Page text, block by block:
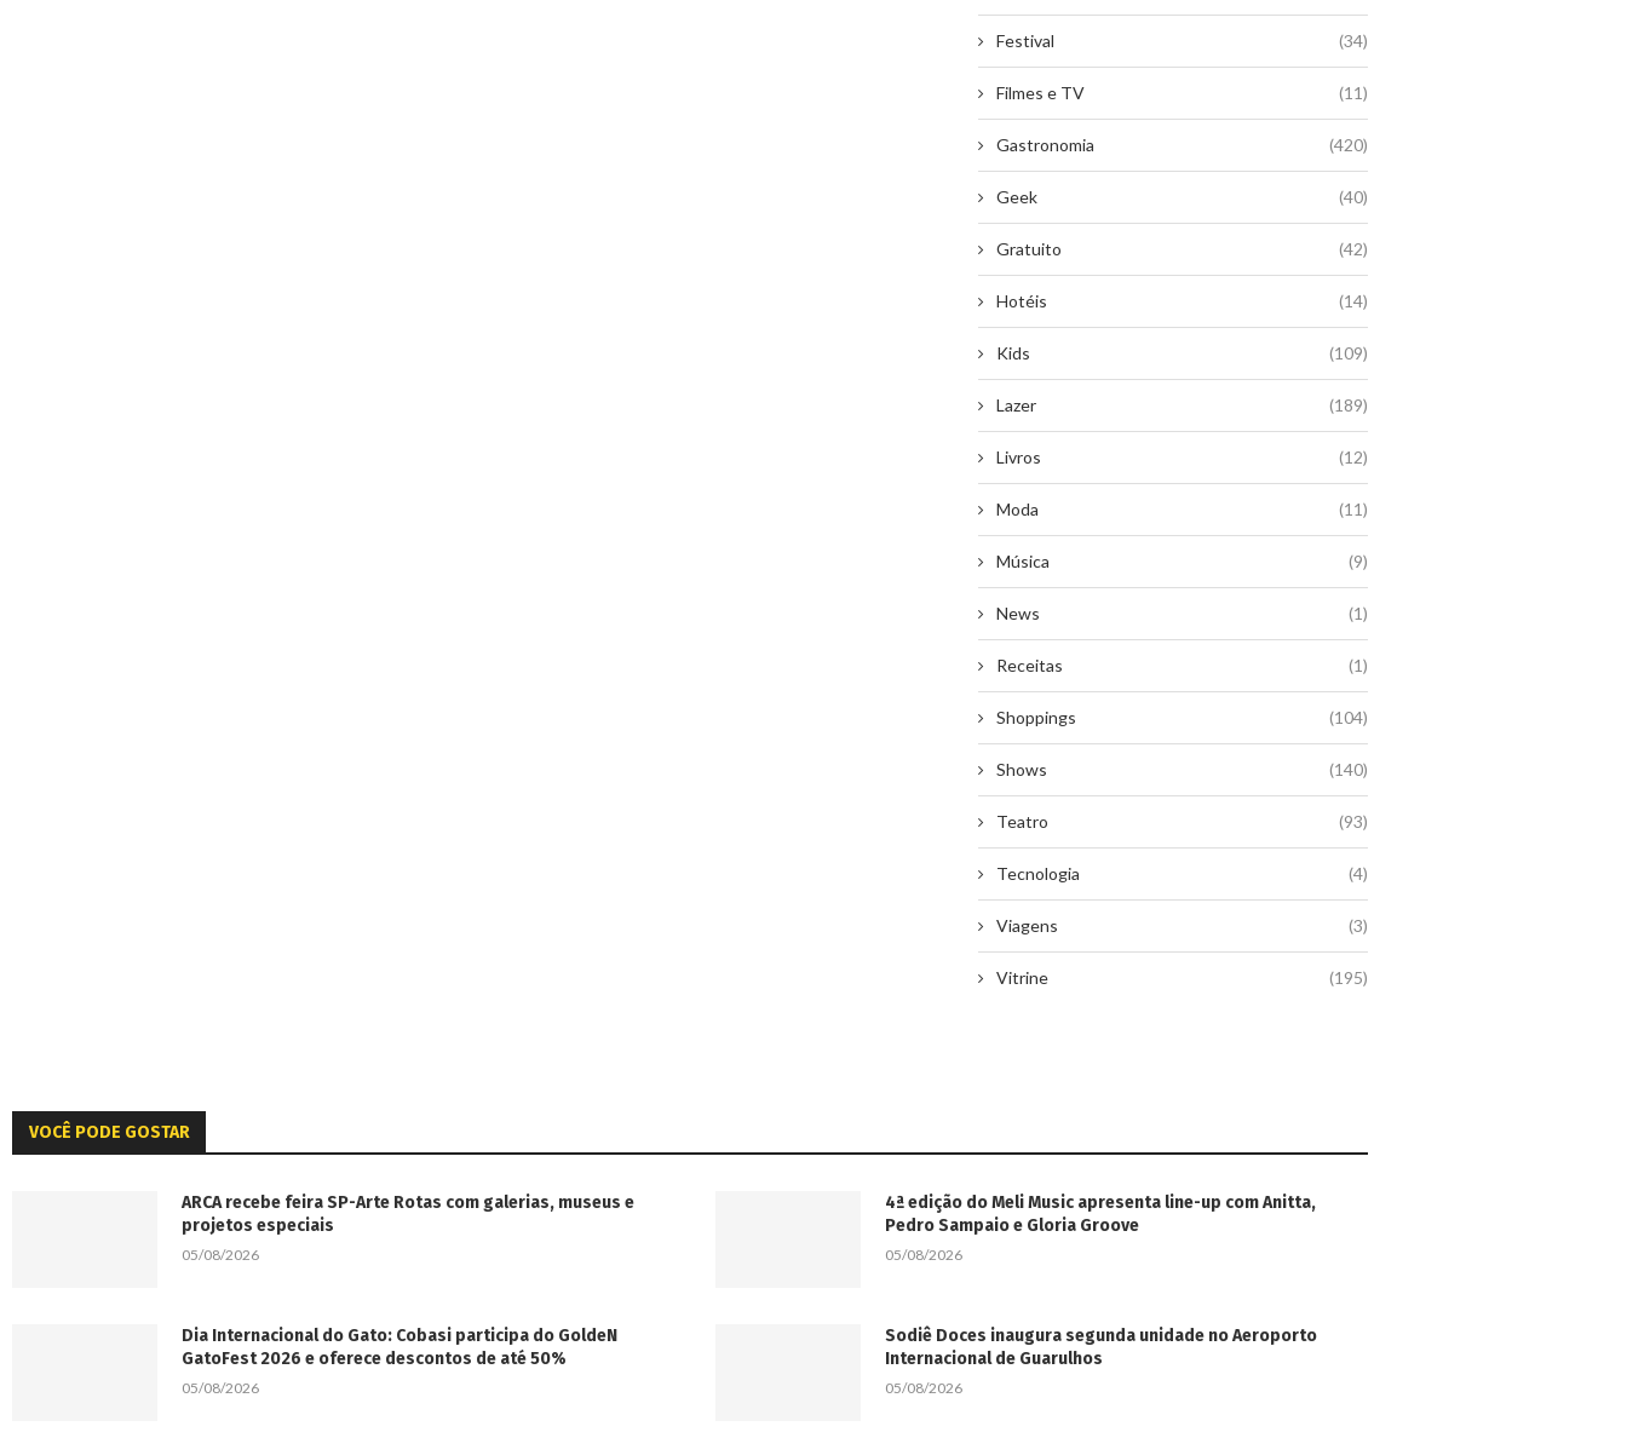
Festival (34)
Filmes e TV (11)
Gastronomia (420)
Geek (40)
Gratuito (42)
Hotéis (14)
Kids (109)
Lazer (189)
Livros (12)
Moda (11)
Música (9)
News (1)
Receitas (1)
Shoppings (104)
Shows (140)
Teatro (93)
Tecnologia (4)
Viagens (3)
Vitrine (195)
VOCÊ PODE GOSTAR
ARCA recebe feira SP-Arte Rotas com galerias, museus e
projetos especiais
05/08/2026
4ª edição do Meli Music apresenta line-up com Anitta,
Pedro Sampaio e Gloria Groove
05/08/2026
Dia Internacional do Gato: Cobasi participa do GoldeN
GatoFest 2026 e oferece descontos de até 50%
05/08/2026
Sodiê Doces inaugura segunda unidade no Aeroporto
Internacional de Guarulhos
05/08/2026